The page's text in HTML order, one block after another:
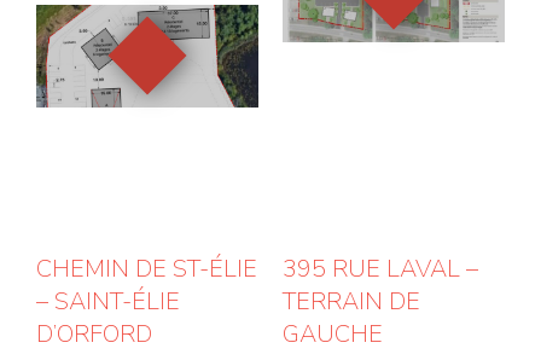
CHEMIN DE ST-ÉLIE
– SAINT-ÉLIE
D’ORFORD
395 RUE LAVAL –
TERRAIN DE
GAUCHE